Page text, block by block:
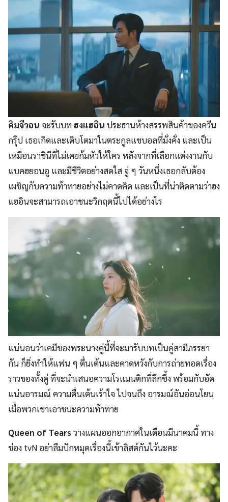
คิมจีวอน จะรับบทฮงแฮอิน ประธานห้างสรรพสินค้าของควีน
กรุ๊ป เธอเกิดและเติบโตมาในตระกูลแชบอลที่มั่งคั่ง และเป็น
เหมือนราชินีที่ไม่เคยก้มหัวให้ใคร หลังจากที่เลือกแต่งงานกับ
แบคฮยอนอู และมีชีวิตอย่างสดใส จู่ ๆ วันหนึ่งเธอกลับต้อง
เผชิญกับความท้าทายอย่างไม่คาดคิด และเป็นที่น่าติดตามว่าฮง
แฮอินจะสามารถเอาชนะวิกฤตนี้ไปได้อย่างไร
แน่นอนว่าเคมีของพระนางคู่นี้ที่จะมารับบทเป็นคู่สามีภรรยา
กัน ก็ยิ่งทำให้แฟน ๆ ตื่นเต้นและคาดหวังกับการถ่ายทอดเรื่อง
ราวของทั้งคู่ ที่จะนำเสนอความโรแมนติกที่ลึกซึ้ง พร้อมกับอัด
แน่นอารมณ์ ความตื่นเต้นเร้าใจ ไปจนถึง อารมณ์อันอ่อนโยน
เมื่อพวกเขาเอาชนะความท้าทาย
Queen of Tearsวางแผนออกอากาศในเดือนมีนาคมนี้ ทาง
ช่อง tvN อย่าลืมปักหมุดเรื่องนี้เข้าลิสต์กันไว้นะคะ